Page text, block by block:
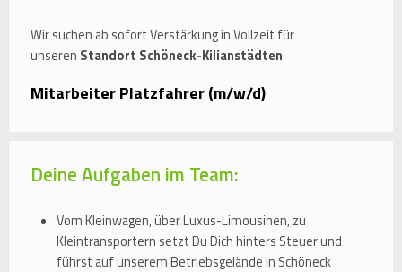
Wir suchen ab sofort Verstärkung in Vollzeit für
unseren Standort Schöneck-Kilianstädten:
Mitarbeiter Platzfahrer (m/w/d)
Deine Aufgaben im Team:
Vom Kleinwagen, über Luxus-Limousinen, zu
Kleintransportern setzt Du Dich hinters Steuer und
führst auf unserem Betriebsgelände in Schöneck